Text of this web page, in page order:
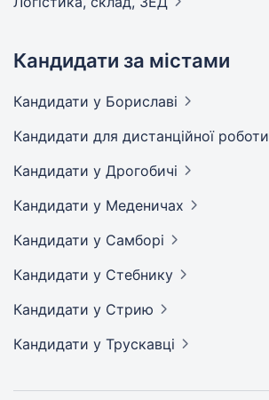
Кандидати за містами
Кандидати у Бориславі
Кандидати для дистанційної роботи
Кандидати у Дрогобичі
Кандидати у Меденичах
Кандидати у Самборі
Кандидати у Стебнику
Кандидати у Стрию
Кандидати у Трускавці